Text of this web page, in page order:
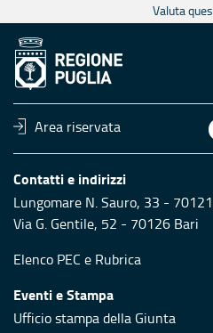
Valuta
Area riservata
Contatti e indirizzi
Lungomare N. Sauro, 33 -
Via G. Gentile, 52 - 70126 Bari
Elenco PEC e Rubrica
Eventi e Stampa
Ufficio stampa della Giunta